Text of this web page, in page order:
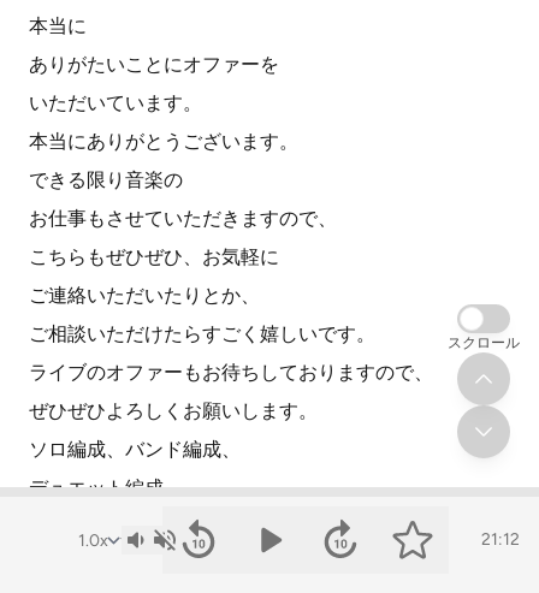
本当に
ありがたいことにオファーを
いただいています。
本当にありがとうございます。
できる限り音楽の
お仕事もさせていただきますので、
こちらもぜひぜひ、お気軽に
ご連絡いただいたりとか、
ご相談いただけたらすごく嬉しいです。
ライブのオファーもお待ちしておりますので、
ぜひぜひよろしくお願いします。
ソロ編成、バンド編成、
デュエット編成、
なんでもありなので、
よろしくお願いします。
21:12
スクロール